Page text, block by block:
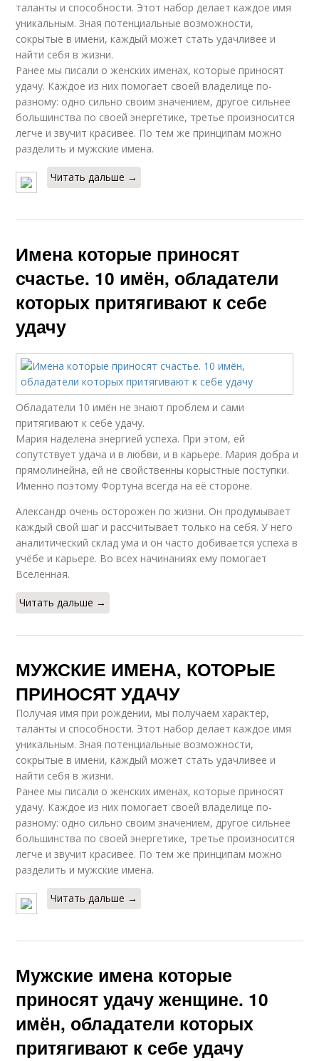
таланты и способности. Этот набор делает каждое имя
уникальным. Зная потенциальные возможности,
сокрытые в имени, каждый может стать удачливее и
найти себя в жизни.
Ранее мы писали о женских именах, которые приносят
удачу. Каждое из них помогает своей владелице по-
разному: одно сильно своим значением, другое сильнее
большинства по своей энергетике, третье произносится
легче и звучит красивее. По тем же принципам можно
разделить и мужские имена.
Читать дальше →
Имена которые приносят
счастье. 10 имён, обладатели
которых притягивают к себе
удачу
Обладатели 10 имён не знают проблем и сами
притягивают к себе удачу.
Мария наделена энергией успеха. При этом, ей
сопутствует удача и в любви, и в карьере. Мария добра и
прямолинейна, ей не свойственны корыстные поступки.
Именно поэтому Фортуна всегда на её стороне.
Александр очень осторожен по жизни. Он продумывает
каждый свой шаг и рассчитывает только на себя. У него
аналитический склад ума и он часто добивается успеха в
учёбе и карьере. Во всех начинаниях ему помогает
Вселенная.
Читать дальше →
МУЖСКИЕ ИМЕНА, КОТОРЫЕ
ПРИНОСЯТ УДАЧУ
Получая имя при рождении, мы получаем характер,
таланты и способности. Этот набор делает каждое имя
уникальным. Зная потенциальные возможности,
сокрытые в имени, каждый может стать удачливее и
найти себя в жизни.
Ранее мы писали о женских именах, которые приносят
удачу. Каждое из них помогает своей владелице по-
разному: одно сильно своим значением, другое сильнее
большинства по своей энергетике, третье произносится
легче и звучит красивее. По тем же принципам можно
разделить и мужские имена.
Читать дальше →
Мужские имена которые
приносят удачу женщине. 10
имён, обладатели которых
притягивают к себе удачу